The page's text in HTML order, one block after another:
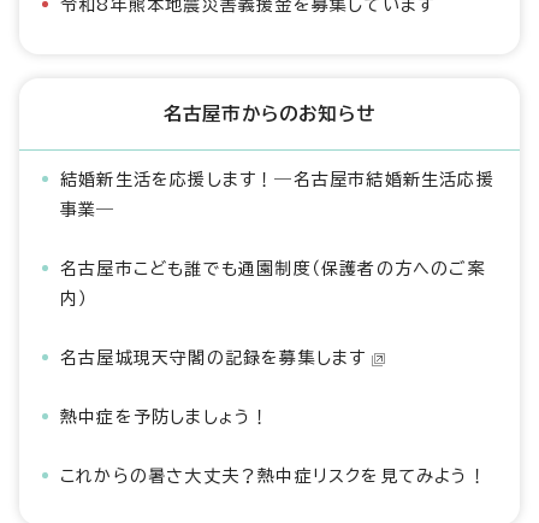
令和8年熊本地震災害義援金を募集しています
名古屋市からのお知らせ
結婚新生活を応援します！―名古屋市結婚新生活応援
事業―
名古屋市こども誰でも通園制度（保護者の方へのご案
内）
名古屋城現天守閣の記録を募集します
熱中症を予防しましょう！
これからの暑さ大丈夫？熱中症リスクを見てみよう！